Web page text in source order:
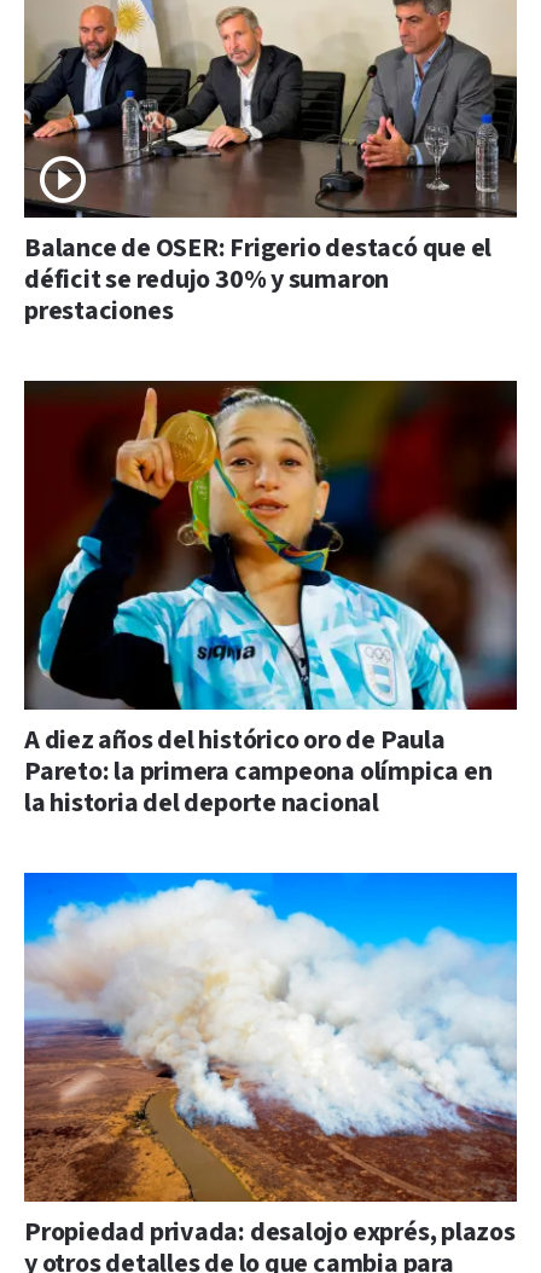
Balance de OSER: Frigerio destacó que el
déficit se redujo 30% y sumaron
prestaciones
A diez años del histórico oro de Paula
Pareto: la primera campeona olímpica en
la historia del deporte nacional
Propiedad privada: desalojo exprés, plazos
y otros detalles de lo que cambia para